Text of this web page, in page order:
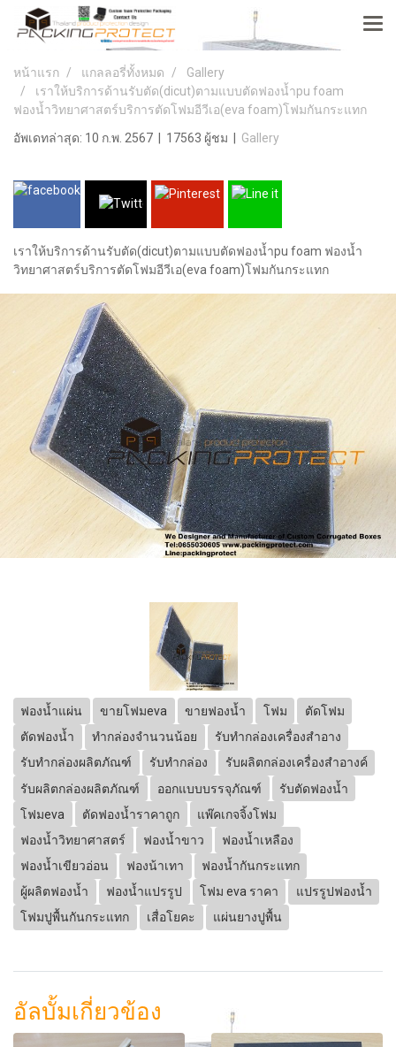
หน้าแรก แกลลอรี่ทั้งหมด
Gallery
เราให้บริการด้านรับตัด(dicut)ตามแบบตัดฟองน้ำpu foam
ฟองน้ำวิทยาศาสตร์บริการตัดโฟมอีวีเอ(eva foam)โฟมกันกระแทก
อัพเดทล่าสุด: 10 ก.พ. 2567
17563 ผู้ชม Gallery
เราให้บริการด้านรับตัด(dicut)ตามแบบตัดฟองน้ำpu foam ฟองน้ำ
วิทยาศาสตร์บริการตัดโฟมอีวีเอ(eva foam)โฟมกันกระแทก
ฟองน้ำแผ่น ขายโฟมeva ขายฟองน้ำ โฟม
ตัดโฟม
ตัดฟองน้ำ
ทำกล่องจำนวนน้อย
รับทำกล่องเครื่องสำอาง
รับทำกล่องผลิตภัณฑ์
รับทำกล่อง
รับผลิตกล่องเครื่องสำอางค์
รับผลิตกล่องผลิตภัณฑ์
ออกแบบบรรจุภัณฑ์
รับตัดฟองน้ำ
โฟมeva
ตัดฟองน้ำราคาถูก
แพ๊คเกจจิ้งโฟม
ฟองน้ำวิทยาศาสตร์
ฟองน้ำขาว
ฟองน้ำเหลือง
ฟองน้ำเขียวอ่อน
ฟองน้าเทา
ฟองน้ำกันกระแทก
ผู้ผลิตฟองน้ำ
ฟองน้ำแปรรูป โฟม eva ราคา
แปรรูปฟองน้ำ
โฟมปูพื้นกันกระแทก
เสื่อโยคะ แผ่นยางปูพื้น
อัลบั้มเกี่ยวข้อง